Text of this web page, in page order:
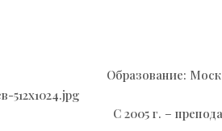
Образование:
С 2005 г. –